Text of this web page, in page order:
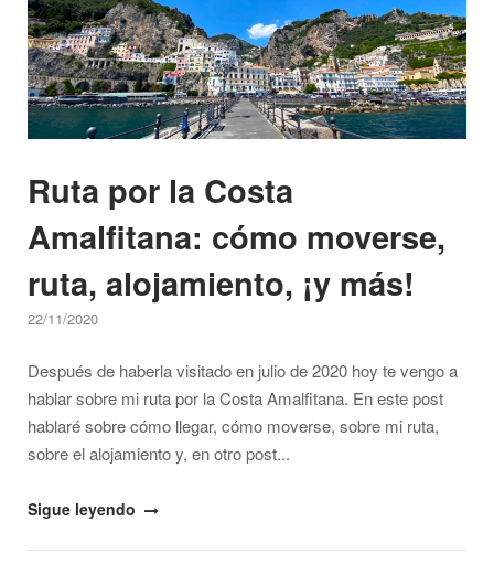
Sorrentina
y
mi
experiencia"
Ruta por la Costa
Amalfitana: cómo moverse,
ruta, alojamiento, ¡y más!
22/11/2020
Después de haberla visitado en julio de 2020 hoy te vengo a
hablar sobre mi ruta por la Costa Amalfitana. En este post
hablaré sobre cómo llegar, cómo moverse, sobre mi ruta,
sobre el alojamiento y, en otro post...
"Ruta
Sigue leyendo